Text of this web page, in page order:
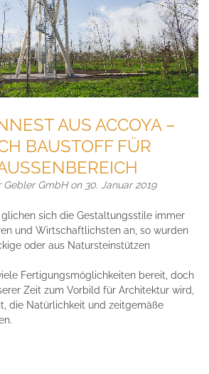
AUS ACCOYA –
BAUSTOFF FÜR
Gebler GmbHon 30. Januar 2019
sich die Gestaltungsstile immer
und Wirtschaftlichsten an, so wurden
oder aus Natursteinstützen
Fertigungsmöglichkeiten bereit, doch
Zeit zum Vorbild für Architektur wird,
die Natürlichkeit und zeitgemäße